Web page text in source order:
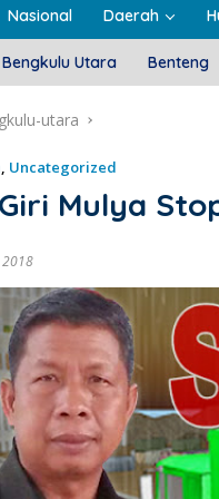
Nasional Daerah
Bengkulu Utara Benteng
utara
Uncategorized
Mulya
2018